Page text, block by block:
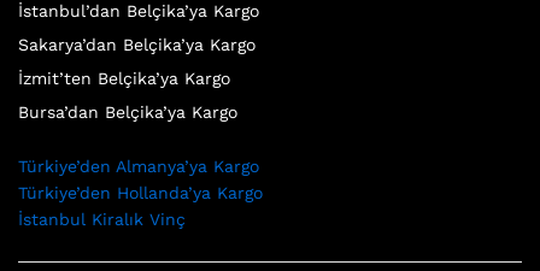
İstanbul’dan Belçika’ya Kargo
Sakarya’dan Belçika’ya Kargo
İzmit’ten Belçika’ya Kargo
Bursa’dan Belçika’ya Kargo
Türkiye’den Almanya’ya Kargo
Türkiye’den Hollanda’ya Kargo
İstanbul Kiralık Vinç